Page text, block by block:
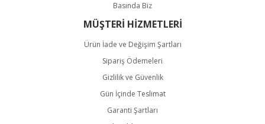
Basında Biz
MÜŞTERİ HİZMETLERİ
Ürün İade ve Değişim Şartları
Sipariş Ödemeleri
Gizlilik ve Güvenlik
Gün İçinde Teslimat
Garanti Şartları